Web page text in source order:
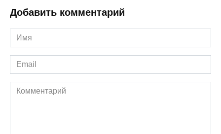
Добавить комментарий
Имя
*
Email
*
Комментарий